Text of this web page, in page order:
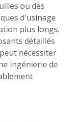
ou des
d'usinage
plus longs.
détaillés
nécessiter
ingénierie de